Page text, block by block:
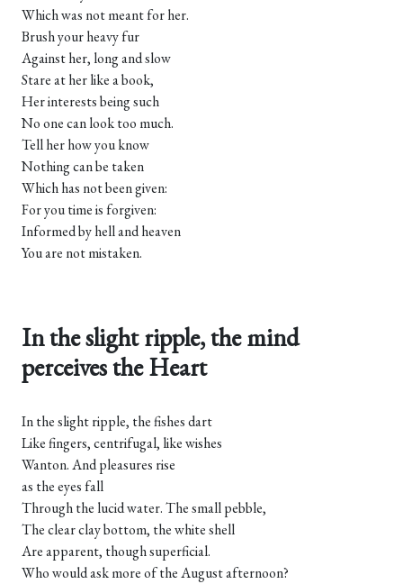
Which was not meant for her.
Brush your heavy fur
Against her, long and slow
Stare at her like a book,
Her interests being such
No one can look too much.
Tell her how you know
Nothing can be taken
Which has not been given:
For you time is forgiven:
Informed by hell and heaven
You are not mistaken.
In the slight ripple, the mind
perceives the Heart
In the slight ripple, the fishes dart
Like fingers, centrifugal, like wishes
Wanton. And pleasures rise
as the eyes fall
Through the lucid water. The small pebble,
The clear clay bottom, the white shell
Are apparent, though superficial.
Who would ask more of the August afternoon?